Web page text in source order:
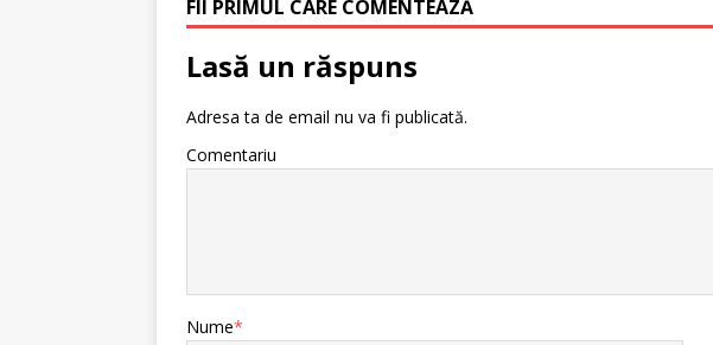
FII PRIMUL CARE COMENTEAZĂ
Lasă un răspuns
Adresa ta de email nu va fi publicată.
Comentariu
Nume*